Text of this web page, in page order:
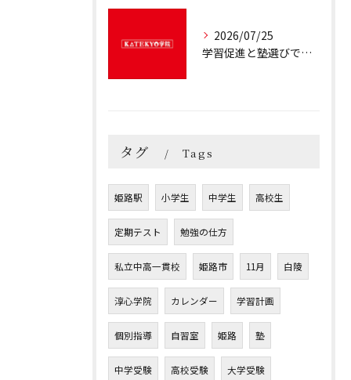
2026/07/25
学習促進と塾選びで兵庫県姫路市の子供の成績を最大限に伸ばすコツ
タグ Tags
姫路駅 小学生 中学生 高校生
定期テスト 勉強の仕方
私立中高一貫校 姫路市 11月 白陵
淳心学院 カレンダー 学習計画
個別指導 自習室 姫路 塾
中学受験 高校受験 大学受験